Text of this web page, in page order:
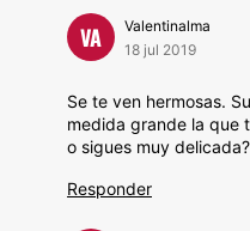
VA
Valentinalma
18 jul 2019
Se te ven hermosas.
medida grande la que
o sigues muy delicada?
Responder